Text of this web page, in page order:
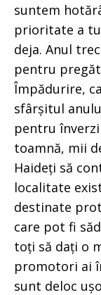
suntem
prioritate a
deja. Anul
pentru
Împădurire,
sfârșitul
pentru
toamnă, mii
Haideți să
localitate
destinate
care pot fi
toți să dați o
promotori ai
sunt deloc